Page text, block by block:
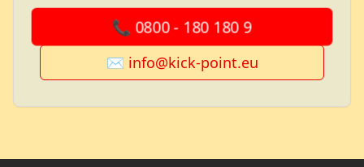
📞 0800 - 180 180 9
✉️ info@kick-point.eu